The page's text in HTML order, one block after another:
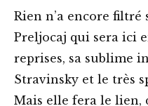
Rien n’a encore filtré
Preljocaj qui sera ici
reprises, sa sublime
Stravinsky et le très
Mais elle fera le lien,